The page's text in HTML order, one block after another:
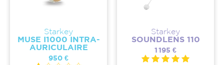
Starkey
MUSE I1000 INTRA-
AURICULAIRE
950 €
Starkey
SOUNDLENS 110
1 195 €